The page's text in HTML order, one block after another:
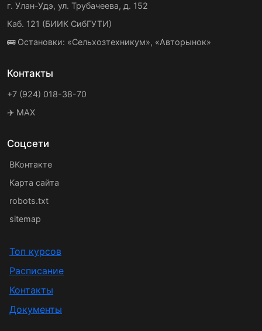
г. Улан-Удэ, ул. Трубачеева, д. 152
Каб. 121 (БИИК СибГУТИ)
🚌 Остановки: «Сельхозтехникум», «Авторынок»
Контакты
+7 (924) 018-38-70
✈️ MAX
Соцсети
ВКонтакте
Карта сайта
robots.txt
sitemap
Топ курсов
Расписание
Контакты
Документы